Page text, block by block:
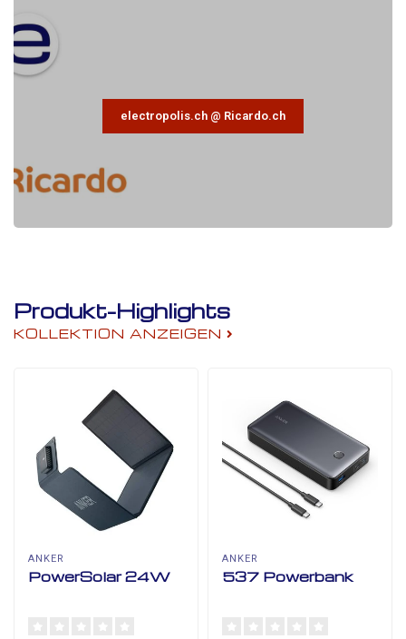
electropolis.ch @ Ricardo.ch
Produkt-Highlights
KOLLEKTION ANZEIGEN
ANKER
PowerSolar 24W
ANKER
537 Powerbank